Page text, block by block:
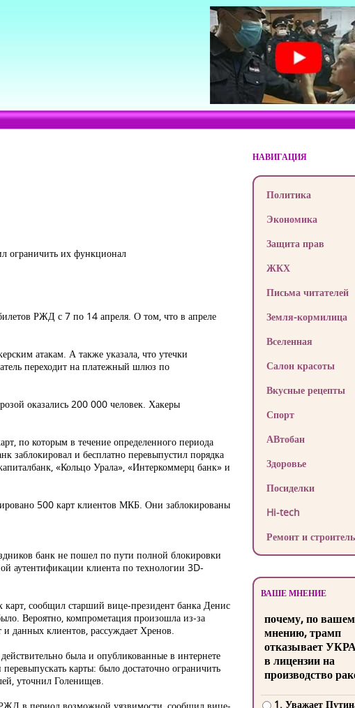
ограничить их функционал
РЖД с 7 по 14 апреля. О том, что в апреле
атакам. А также указала, что утечки
переходит на платежный шлюз по
оказались 200 000 человек. Хакеры
по которым в течение определенного периода
заблокировал и бесплатно перевыпустил порядка
«Кольцо Урала», «Интеркоммерц банк» и
500 карт клиентов МКБ. Они заблокированы
банк не пошел по пути полной блокировки
аутентификации клиента по технологии 3D-
сообщил старший вице-президент банка Денис
Вероятно, компрометация произошла из-за
данных клиентов, рассуждает Хренов.
была и опубликованные в интернете
карты: было достаточно ограничить
уточнил Голенищев.
НАВИГАЦИЯ
Политика
Экономика
Защита прав
ЖКХ
Письма читателей
Земля-кормилица
Вселенная
Салон красоты
Вкусные рецепты
Спорт
АВтобан
Здоровье
Посиделки
Hi-tech
Ремонт и
ВАШЕ МНЕНИЕ
почему, по
мнению, трамп
отказывает
в лицензии на
производство
1. Уважает